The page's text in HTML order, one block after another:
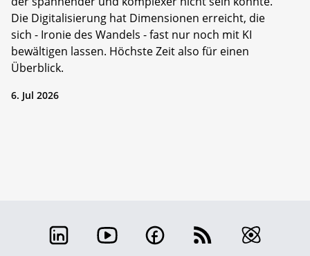
Die Digitalisierung hat Dimensionen erreicht, die
sich - Ironie des Wandels - fast nur noch mit KI
bewältigen lassen. Höchste Zeit also für einen
Überblick.
6. Jul 2026